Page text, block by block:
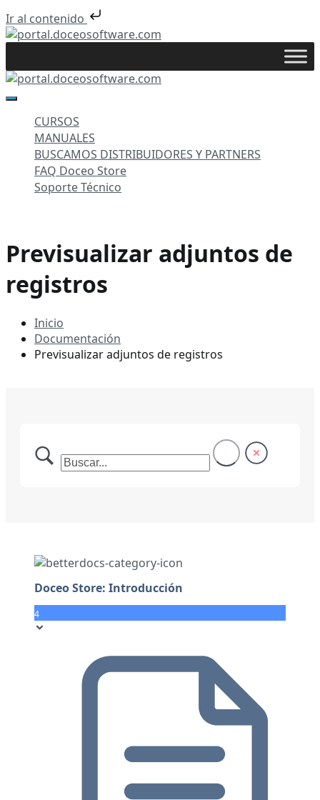
Ir al contenido
Saltar
portal.doceosoftware.com
CURSOS
MANUALES
BUSCAMOS DISTRIBUIDORES Y PARTNERS
FAQ Doceo Store
Soporte Técnico
Previsualizar adjuntos de
registros
Inicio
Documentación
Previsualizar adjuntos de registros
Doceo Store: Introducción
4